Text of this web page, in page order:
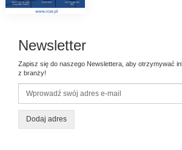
Newsletter
Zapisz się do naszego Newslettera, aby otrzymywać
z branży!
Dodaj adres